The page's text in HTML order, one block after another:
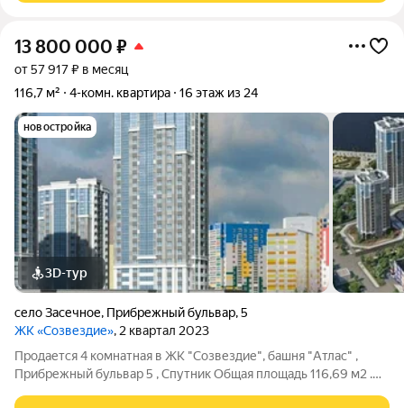
13 800 000 ₽
от 57 917 ₽ в месяц
116,7 м²
4-комн. квартира 16 этаж из 24
новостройка
3D-тур
село Засечное, Прибрежный бульвар,5
ЖК «Созвездие», 2 квартал 2023
Продается 4 комнатная в ЖК "Созвездие", башня "Атлас" ,
Прибрежный бульвар 5 , Спутник Общая площадь 116,69 м2 .